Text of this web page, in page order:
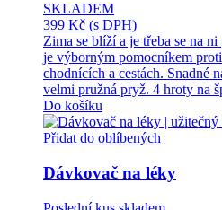
SKLADEM
399 Kč (s DPH)
Zima se blíží a je třeba se na
je výborným pomocníkem
chodnících a cestách. Snadné
velmi pružná pryž. 4 hroty na
Do košíku
Přidat do oblíbených
Dávkovač na léky